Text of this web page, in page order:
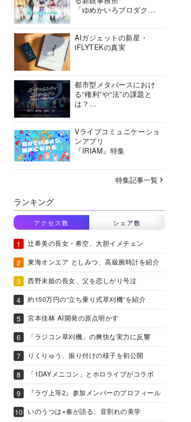
「ゆめかいろプロダクシ
AIガジェットの新星・
iFLYTEKの真実
都市型メタバースにおけ
る“権利”や“法”の課題と
は？
ーシアムの挑戦に迫る
Vライブコミュニケーショ
ンアプリ
『IRIAM』特集
特集記事一覧
ランキング
アクセス数 シェア数
辻希美の長女・希空、大胆イメチェン
東海オンエア としみつ、高級腕時計を紹介
西野未姫の長女、父を恋しがり号泣
約150万円の“立ち乗り式草刈機”を紹介
宮本佳林 AI開発の原点明かす
「ラジコン草刈機」の爽快な実力に反響
りくりゅう、振り付けの様子を初公開
「1DAYメニコン」とホロライブがコラボ
『ラヴ上等2』参加メンバーのプロフィール
いのうつは×奏が語る、音割れの美学